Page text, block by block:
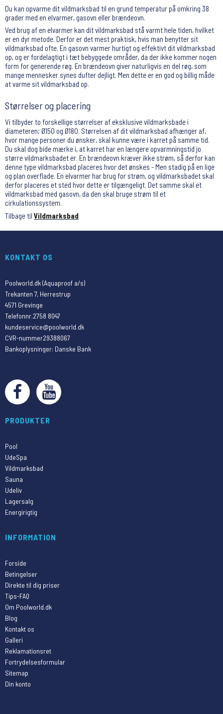
Du kan opvarme dit vildmarksbad til en grund temperatur på omkring 38
grader med en elvarmer, gasovn eller brændeovn.
Ved brug af en elvarmer kan dit vildmarksbad stå varmt hele tiden, hvilket
er en dyr metode. Derfor er det mest praktisk, hvis man benytter sit
vildmarksbad ofte. En gasovn varmer hurtigt og effektivt dit vildmarksbad
op, og er fordelagtigt i tæt bebyggede områder, da der ikke kommer nogen
form for generende røg. En brændeovn giver naturligvis en del røg, som
mange mennesker synes dufter dejligt. Men dette er en god og billig måde
at varme sit vildmarksbad op.
Størrelser og placering
Vi tilbyder to forskellige størrelser af eksklusive vildmarksbade i
diameteren; Ø150 og Ø180. Størrelsen af dit vildmarksbad afhænger af,
hvor mange personer du ønsker, skal kunne være i karret på samme tid.
Du skal dog bide mærke i, at karret har en længere opvarmningstid jo
større vildmarksbadet er. En brændeovn kræver ikke strøm, så derfor kan
denne type vildmarksbad placeres hvor det ønskes - Men stadig på en lige
og plan overflade. En elvarmer har brug for strøm, og vildmarksbadet skal
derfor placeres et sted hvor dette er tilgængeligt. Det samme skal et
vildmarksbad med gasovn, da den skal bruge strøm til et
cirkulationssystem.
Tilbage til Vildmarksbad
KONTAKT OS
Poolworld.dk (Aquaproof a/s)
Trekanten 7, Herrestrup
4571 Grevinge
Telefonnr.2758 8047
kundeservice@poolworld.dk
CVR-nummer29388067
Bankoplysninger: Danske Bank
PRODUKTER
Pool
UdeSpa
Vildmarksbad
Sauna
Udeliv
Lagersalg
Energirigtig
INFORMATION
Forside
Betingelser
Direkte til dig priser
Tips-FAQ
Om Poolworld.dk
Blog
Kontakt os
Galleri
Reklamationsret
Fortrydelsesformular
Sitemap
Din konto